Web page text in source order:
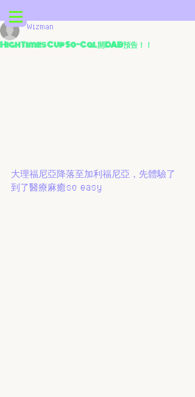
High Times Cup So-Cal 開DAB預告！！
Wizman
大理福尼亞降落至加利福尼亞，先體驗了
到了醫療麻癒so easy